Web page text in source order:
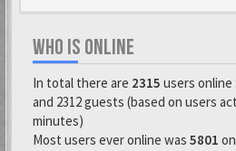
WHO IS ONLINE
In total there are 2315 users online
and 2312 guests (based on users
minutes)
Most users ever online was 5801